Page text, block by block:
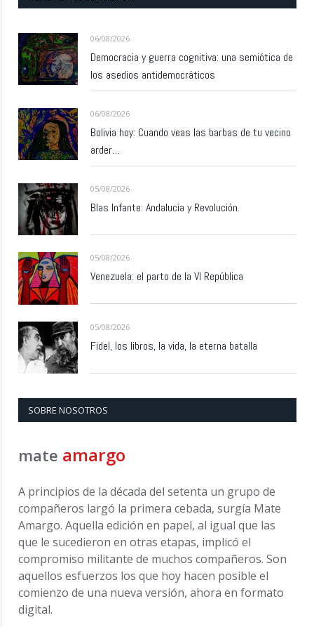
06/08/2026
Democracia y guerra cognitiva: una semiótica de
los asedios antidemocráticos
06/08/2026
Bolivia hoy: Cuando veas las barbas de tu vecino
arder…
05/08/2026
Blas Infante: Andalucía y Revolución.
05/08/2026
Venezuela: el parto de la VI República
05/08/2026
Fidel, los libros, la vida, la eterna batalla
SOBRE NOSOTROS
mate amargo
A principios de la década del setenta un grupo de
compañeros largó la primera cebada, surgía Mate
Amargo. Aquella edición en papel, al igual que las
que le sucedieron en otras etapas, implicó el
compromiso militante de muchos compañeros. Son
aquellos esfuerzos los que hoy hacen posible el
comienzo de una nueva versión, ahora en formato
digital.